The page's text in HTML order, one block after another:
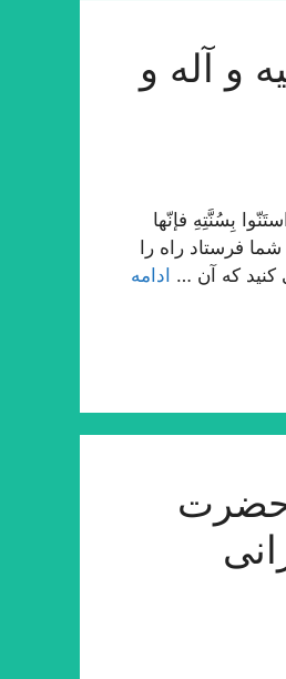
و آله و
بِسُنَّتِهِ فإنّها
فرستاد راه را
کنید که آن … ادامه
حضرت